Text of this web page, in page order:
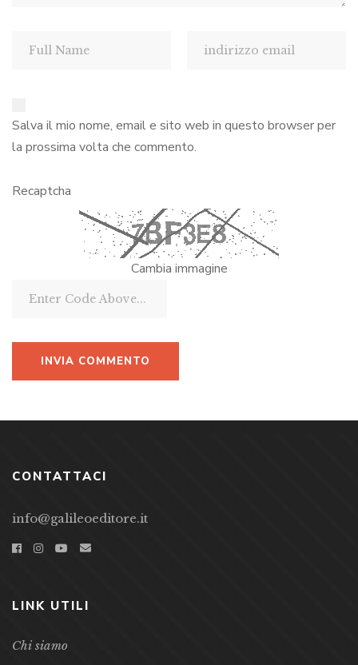
Salva il mio nome, email e sito web in questo browser per
la prossima volta che commento.
Recaptcha
Cambia immagine
CONTATTACI
info@galileoeditore.it
LINK UTILI
Chi siamo